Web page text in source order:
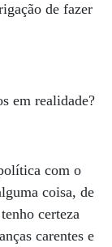
de fazer
em realidade?
com o
coisa, de
certeza
carentes e